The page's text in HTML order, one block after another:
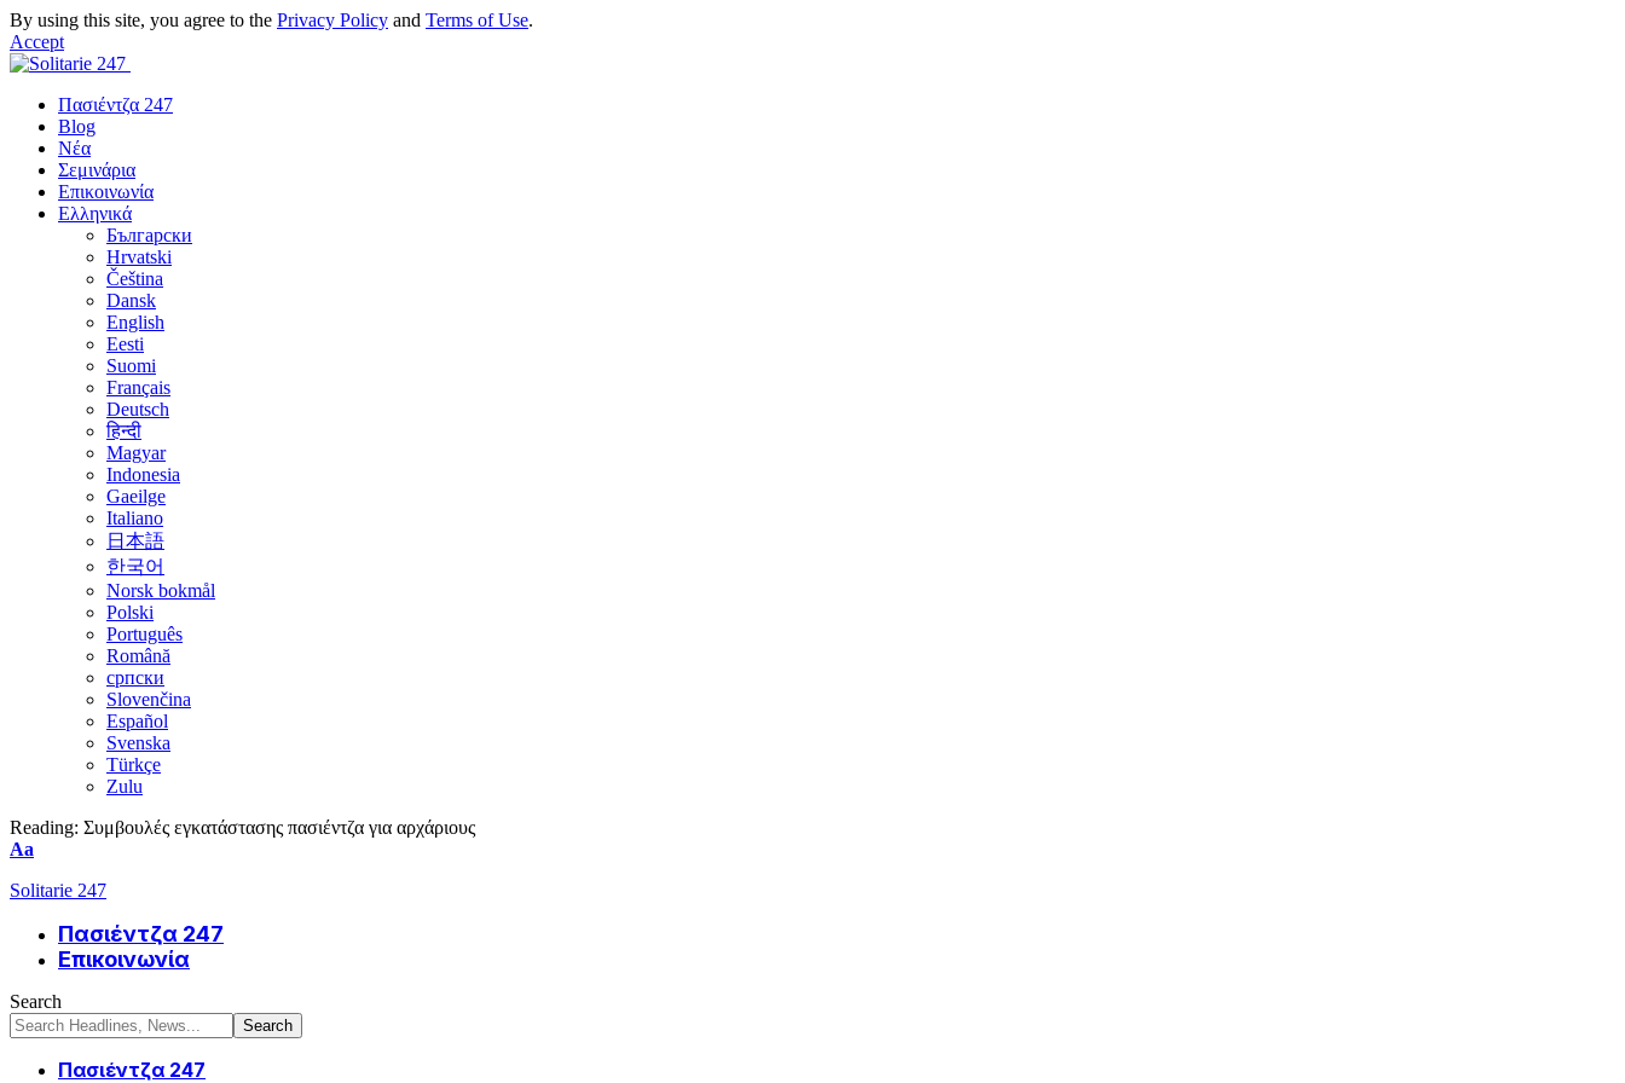
By using this site, you agree to the Privacy Policy and Terms of Use.
Accept
Πασιέντζα 247
Blog
Νέα
Σεμινάρια
Επικοινωνία
Ελληνικά
Български
Hrvatski
Čeština
Dansk
English
Eesti
Suomi
Français
Deutsch
हिन्दी
Magyar
Indonesia
Gaeilge
Italiano
日本語
한국어
Norsk bokmål
Polski
Português
Română
српски
Slovenčina
Español
Svenska
Türkçe
Zulu
Reading: Συμβουλές εγκατάστασης πασιέντζα για αρχάριους
Font
Aa
Solitarie 247
Πασιέντζα 247
Επικοινωνία
Search
Πασιέντζα 247